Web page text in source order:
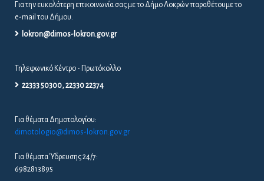
Για την ευκολότερη επικοινωνία σας με το Δήμο Λοκρών παραθέτουμε το
e-mail του Δήμου.
lokron@dimos-lokron.gov.gr
Τηλεφωνικό Κέντρο - Πρωτόκολλο
22333 50300, 22330 22374
Για θέματα Δημοτολογίου:
dimotologio@dimos-lokron.gov.gr
Για θέματα Ύδρευσης 24/7:
6982813895